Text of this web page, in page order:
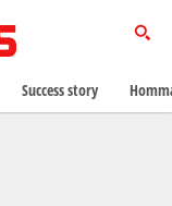
Success story